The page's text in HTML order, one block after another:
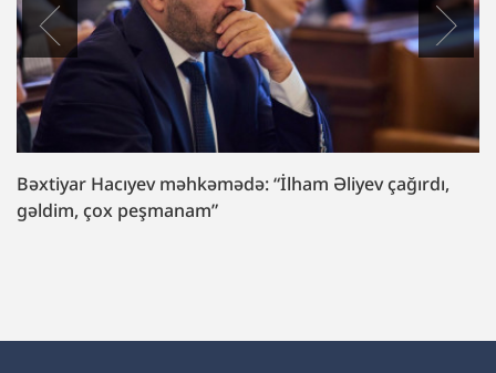
Bəxtiyar Hacıyev məhkəmədə: “İlham Əliyev çağırdı,
gəldim, çox peşmanam”